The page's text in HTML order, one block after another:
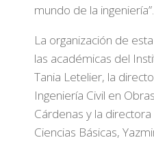
mundo de la ingeniería”.
La organización de
las académicas del
Tania Letelier, la
Ingeniería Civil en
Cárdenas y la
Ciencias Básicas,